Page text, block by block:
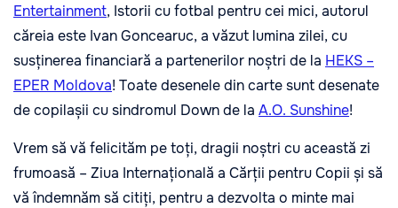
Entertainment, Istorii cu fotbal pentru cei mici, autorul
căreia este Ivan Goncearuc, a văzut lumina zilei, cu
susținerea financiară a partenerilor noștri de la HEKS –
EPER Moldova! Toate desenele din carte sunt desenate
de copilașii cu sindromul Down de la A.O. Sunshine!
Vrem să vă felicităm pe toți, dragii noștri cu această zi
frumoasă – Ziua Internațională a Cărții pentru Copii și să
vă îndemnăm să citiți, pentru a dezvolta o minte mai